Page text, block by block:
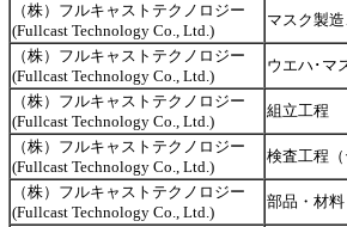
（株）フルキャストテクノロジー
(Fullcast Technology Co., Ltd.)
マスク製
（株）フルキャストテクノロジー
(Fullcast Technology Co., Ltd.)
ウエハ･マ
（株）フルキャストテクノロジー
(Fullcast Technology Co., Ltd.)
組立工程
（株）フルキャストテクノロジー
(Fullcast Technology Co., Ltd.)
検査工程
（株）フルキャストテクノロジー
(Fullcast Technology Co., Ltd.)
部品・材